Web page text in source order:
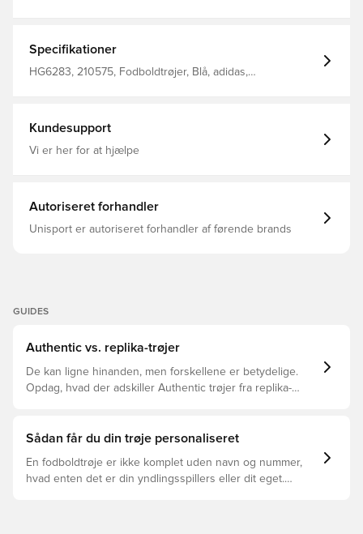
Specifikationer
HG6283, 210575, Fodboldtrøjer, Blå, adidas,
Kundesupport
Vi er her for at hjælpe
Autoriseret forhandler
Unisport er autoriseret forhandler af førende brands
GUIDES
Authentic vs. replika-trøjer
De kan ligne hinanden, men forskellene er betydelige.
Opdag, hvad der adskiller Authentic trøjer fra replika-
Sådan får du din trøje personaliseret
En fodboldtrøje er ikke komplet uden navn og nummer,
hvad enten det er din yndlingsspillers eller dit eget.